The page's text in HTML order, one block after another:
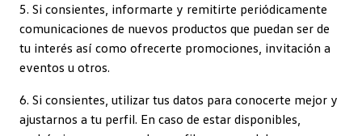
5. Si consientes, informarte y remitirte periódicamente
comunicaciones de nuevos productos que puedan ser de
tu interés así como ofrecerte promociones, invitación a
eventos u otros.
6. Si consientes, utilizar tus datos para conocerte mejor y
ajustarnos a tu perfil. En caso de estar disponibles,